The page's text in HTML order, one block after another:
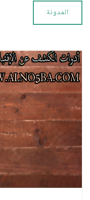
المدونة